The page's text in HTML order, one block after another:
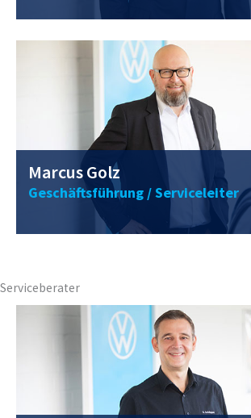
Marcus Golz
Geschäftsführung / Serviceleiter
Serviceberater